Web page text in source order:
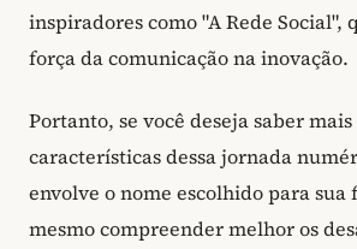
inspiradores como "A Rede Social",
força da comunicação na inovação.
Portanto, se você deseja saber mais
características dessa jornada
envolve o nome escolhido para sua
mesmo compreender melhor os